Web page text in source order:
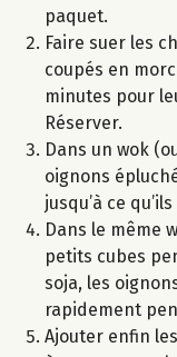
paquet.
Faire suer les
coupés en
minutes pour
Réserver.
Dans un wok
oignons
jusqu’à ce
Dans le même
petits cubes
soja, les
rapidement
Ajouter enfin